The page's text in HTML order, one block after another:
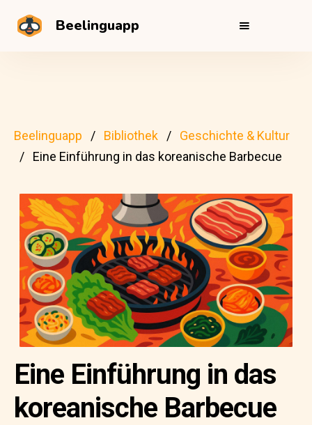
Beelinguapp
Beelinguapp Bibliothek
Geschichte & Kultur
Eine Einführung in das koreanische Barbecue
Eine Einführung in das
koreanische Barbecue